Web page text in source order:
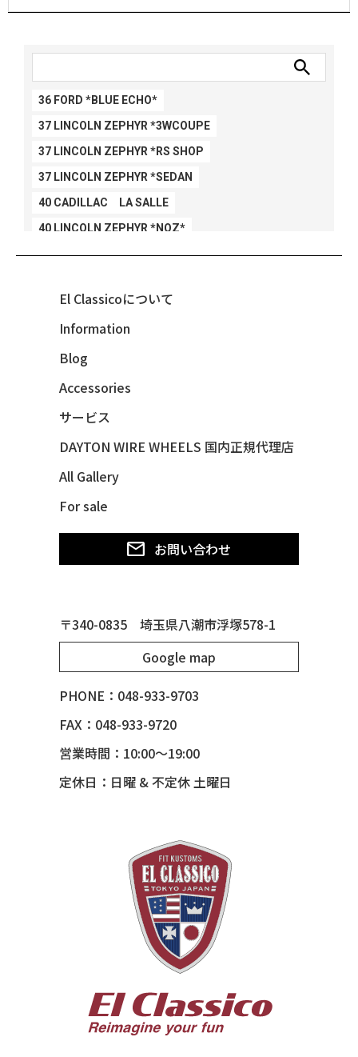
36 FORD *BLUE ECHO*
37 LINCOLN ZEPHYR *3WCOUPE
37 LINCOLN ZEPHYR *RS SHOP
37 LINCOLN ZEPHYR *SEDAN
40 CADILLAC LA SALLE
40 LINCOLN ZEPHYR *NOZ*
40 LINCOLN ZEPHYR *V12*
47 CHEVY FLEETMASTER CONV
48 CHEVY 3100 *Q-CHINCO
48 CHEVY FLEET AEROSEDAN
48 CHEVY FLEETMASTER CONV
49 MERCURY *MERC9*
50 CHEVY STYLE-LINE*BUBBLES
50 CHEVY SUBURBAN
51 MERCURY *ART MORRISON
53 CHEVY BEL-AIR
55 BUICK ROADMASTER
55 CHEVY HANDYMAN WAGON
56 BUICK SPECIAL * 565 *
56 CHEVY BEL-AIR * KOMO *
56 CHEVY BEL-AIR *SPARKLE 56
57 CHEVY BEL-AIR CONVERTIBLE
57 CHEVY NOMAD *ACID 57*
El Classicoについて
Information
Blog
Accessories
サービス
DAYTON WIRE WHEELS 国内正規代理店
All Gallery
For sale
お問い合わせ
〒340-0835 埼玉県八潮市浮塚578-1
Google map
PHONE：048-933-9703
FAX：048-933-9720
営業時間：10:00～19:00
定休日：日曜 & 不定休 土曜日